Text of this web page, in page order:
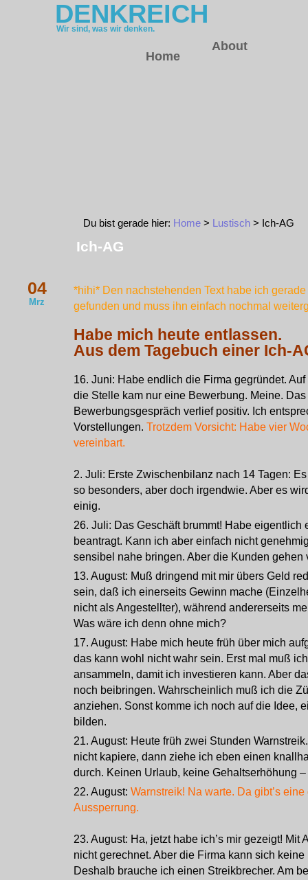
DENKREICH
Wir sind, was wir denken.
Home
About
Du bist gerade hier: Home > Lustisch > Ich-AG
Ich-AG
04
Mrz
*hihi* Den nachstehenden Text habe ich
gefunden und muss ihn einfach nochmal
Habe mich heute entlassen.
Aus dem Tagebuch einer Ich-
16. Juni: Habe endlich die Firma gegründet.
die Stelle kam nur eine Bewerbung. Meine. Das
Bewerbungsgespräch verlief positiv. Ich
Vorstellungen. Trotzdem Vorsicht: Habe vier
vereinbart.
2. Juli: Erste Zwischenbilanz nach 14 Tagen:
so besonders, aber doch irgendwie. Aber es
einig.
26. Juli: Das Geschäft brummt! Habe eigentlich
beantragt. Kann ich aber einfach nicht
sensibel nahe bringen. Aber die Kunden gehen
13. August: Muß dringend mit mir übers Geld
sein, daß ich einerseits Gewinn mache
nicht als Angestellter), während andererseits
Was wäre ich denn ohne mich?
17. August: Habe mich heute früh über mich
das kann wohl nicht wahr sein. Erst mal muß
ansammeln, damit ich investieren kann. Aber
noch beibringen. Wahrscheinlich muß ich die
anziehen. Sonst komme ich noch auf die Idee,
bilden.
21. August: Heute früh zwei Stunden
nicht kapiere, dann ziehe ich eben einen
durch. Keinen Urlaub, keine Gehaltserhöhung –
22. August: Warnstreik! Na warte. Da gibt’s
Aussperrung.
23. August: Ha, jetzt habe ich’s mir gezeigt! Mit
nicht gerechnet. Aber die Firma kann sich
Deshalb brauche ich einen Streikbrecher. Am